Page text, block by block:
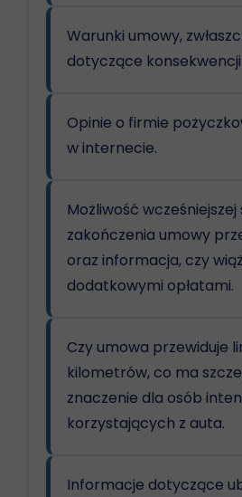
Warunki umowy,
dotyczące
Opinie o firmie
w internecie.
Możliwość wcześniejszej
zakończenia umowy
oraz informacja, czy
dodatkowymi opłatami.
Czy umowa przewiduje
kilometrów, co ma
znaczenie dla osób
korzystających z auta.
Informacje dotyczące